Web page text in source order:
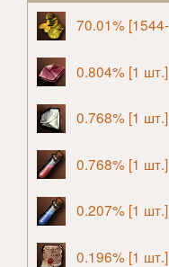
70.01%
0.804% [1 шт.]
0.768% [1 шт.]
0.768% [1 шт.]
0.207% [1 шт.]
0.196% [1 шт.]